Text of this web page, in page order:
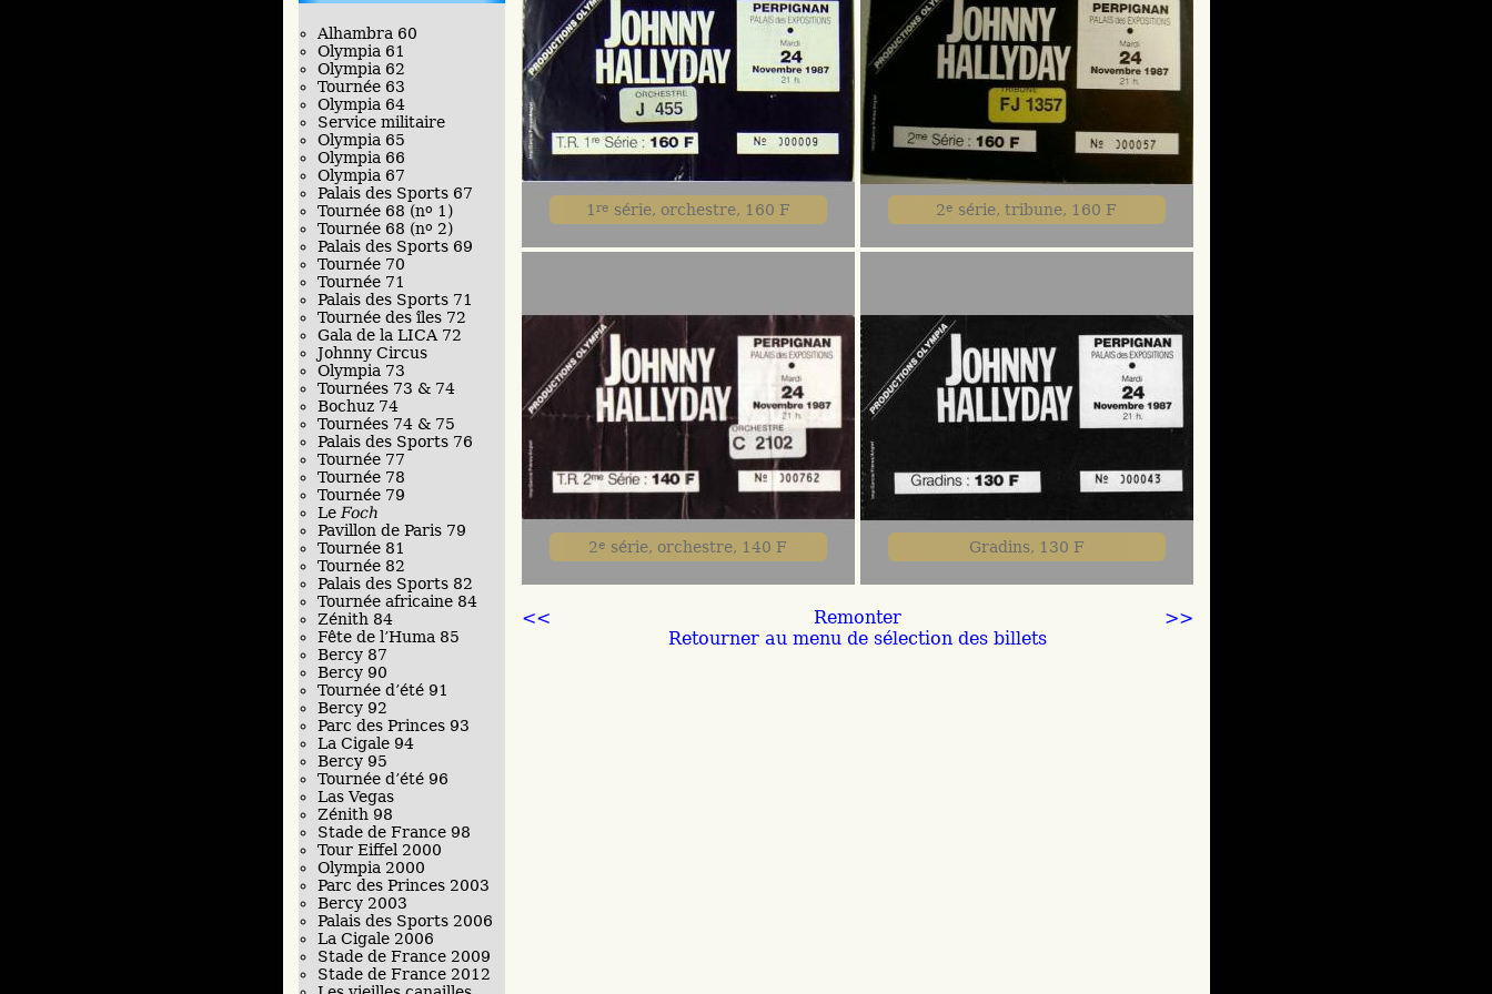
1 re série, orchestre, 160 F 2e série, tribune, 160 F
2e série, orchestre, 140 F Gradins, 130 F
<< >>
Remonter
Retourner au menu de sélection des billets
Alhambra 60
Olympia 61
Olympia 62
Tournée 63
Olympia 64
Service militaire
Olympia 65
Olympia 66
Olympia 67
Palais des Sports 67
Tournée 68 (no 1)
Tournée 68 (no 2)
Palais des Sports 69
Tournée 70
Tournée 71
Palais des Sports 71
Tournée des îles 72
Gala de la LICA 72
Johnny Circus
Olympia 73
Tournées 73 & 74
Bochuz 74
Tournées 74 & 75
Palais des Sports 76
Tournée 77
Tournée 78
Tournée 79
Le Foch
Pavillon de Paris 79
Tournée 81
Tournée 82
Palais des Sports 82
Tournée africaine 84
Zénith 84
Fête de l’Huma 85
Bercy 87
Bercy 90
Tournée d’été 91
Bercy 92
Parc des Princes 93
La Cigale 94
Bercy 95
Tournée d’été 96
Las Vegas
Zénith 98
Stade de France 98
Tour Eiffel 2000
Olympia 2000
Parc des Princes 2003
Bercy 2003
Palais des Sports 2006
La Cigale 2006
Stade de France 2009
Stade de France 2012